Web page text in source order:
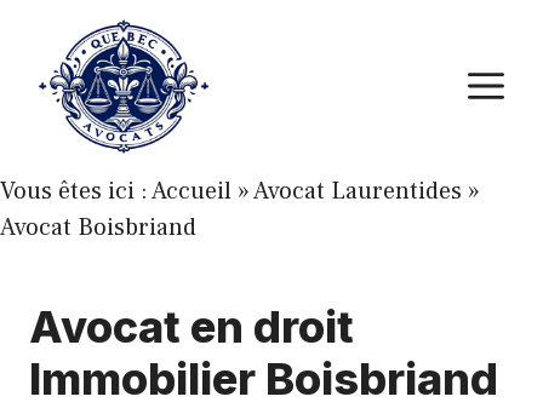
contenu
Vous êtes ici :Accueil »Avocat Laurentides »
Avocat Boisbriand
Avocat en droit
Immobilier Boisbriand